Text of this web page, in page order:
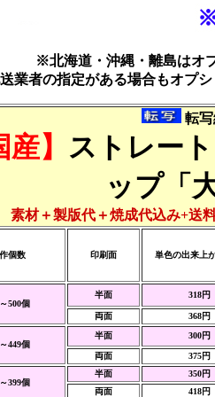
※北海道・沖縄・離島はオ
業者の指定がある場合もオプ
転
】 ストレー
ップ「
素材＋製版代＋焼成代込み+送
個数 印刷面 単色の出来上
500個
半面 318円
両面 368円
449個
半面 300円
両面 375円
399個
半面 350円
両面
418円